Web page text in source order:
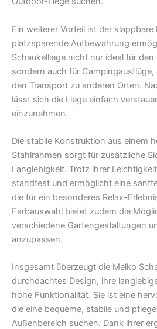
Ein weiterer Vorteil ist der
platzsparende Aufbewahrung
Schaukelliege nicht nur ideal für den
sondern auch für
den Transport zu anderen Orten.
lässt sich die Liege einfach
einzunehmen.
Die stabile Konstruktion aus einem
Stahlrahmen sorgt für zusätzliche
Langlebigkeit. Trotz ihrer
standfest und ermöglicht eine
die für ein besonderes Relax-
Farbauswahl bietet zudem die
verschiedene Gartengestaltungen
anzupassen.
Insgesamt überzeugt die Melko
durchdachtes Design, ihre
hohe Funktionalität. Sie ist eine
die eine bequeme, stabile und
Außenbereich suchen. Dank ihrer